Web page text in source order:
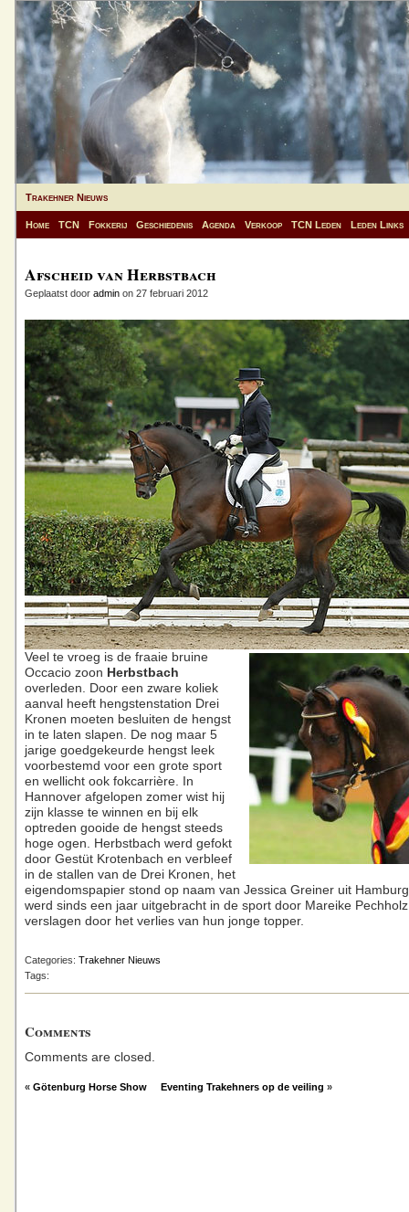
Trakehner Nieuws
Home TCN Fokkerij Geschiedenis Agenda Verkoop TCN Leden Leden Links
Afscheid van Herbstbach
Geplaatst door admin on 27 februari 2012
Veel te vroeg is de fraaie bruine
Occacio zoon Herbstbach
overleden. Door een zware koliek
aanval heeft hengstenstation Drei
Kronen moeten besluiten de hengst
in te laten slapen. De nog maar 5
jarige goedgekeurde hengst leek
voorbestemd voor een grote sport
en wellicht ook fokcarrière. In
Hannover afgelopen zomer wist hij
zijn klasse te winnen en bij elk
optreden gooide de hengst steeds
hoge ogen. Herbstbach werd gefokt
door Gestüt Krotenbach en verbleef
in de stallen van de Drei Kronen, het
eigendomspapier stond op naam van Jessica Greiner uit
werd sinds een jaar uitgebracht in de sport door Mareike
verslagen door het verlies van hun jonge topper.
Categories: Trakehner Nieuws
Tags:
Comments
Comments are closed.
« Götenburg Horse Show Eventing Trakehners op de veiling »